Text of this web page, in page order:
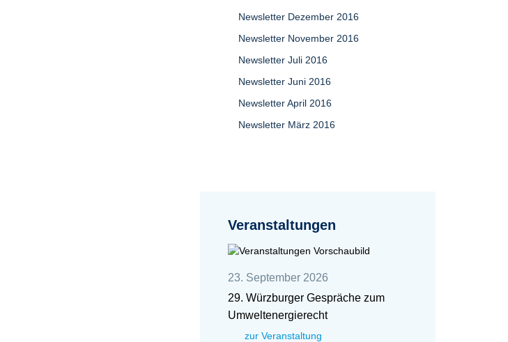
Newsletter Dezember 2016
Newsletter November 2016
Newsletter Juli 2016
Newsletter Juni 2016
Newsletter April 2016
Newsletter März 2016
Veranstaltungen
23. September 2026
29. Würzburger Gespräche zum
Umweltenergierecht
zur Veranstaltung